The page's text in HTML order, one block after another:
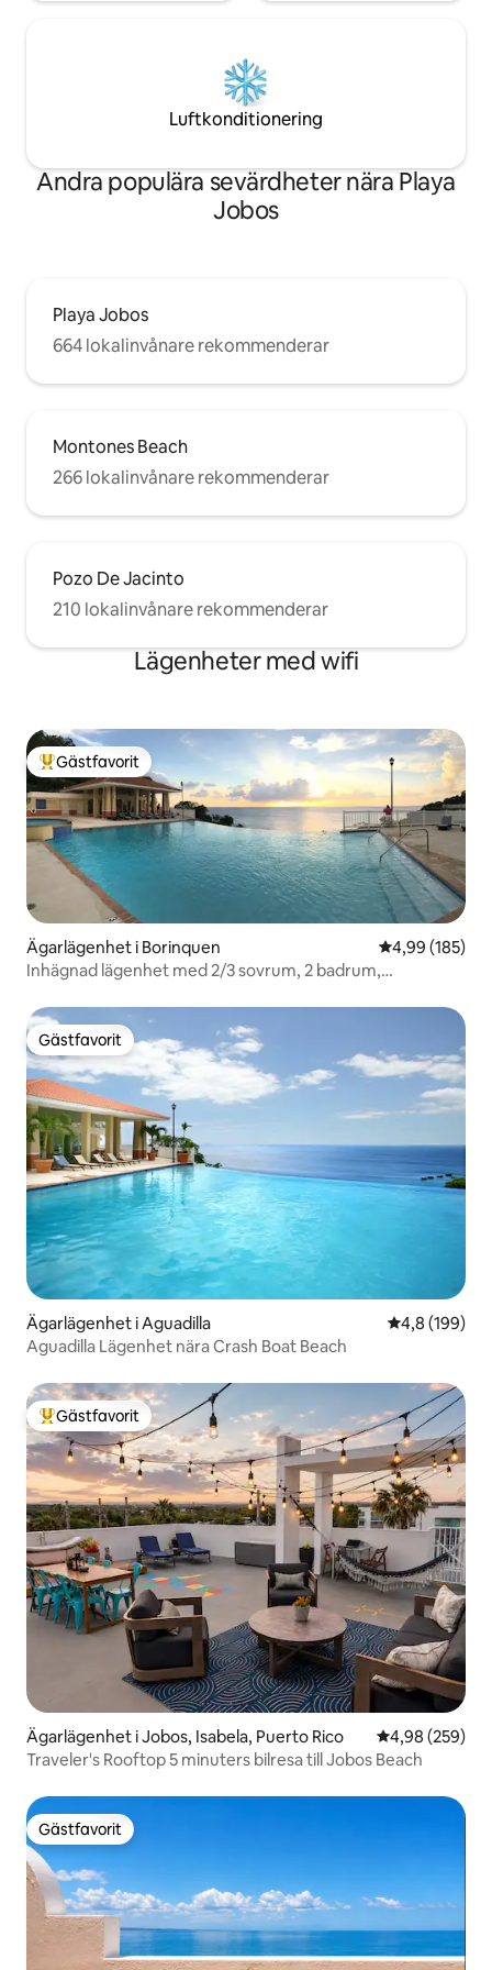
Luftkonditionering
Andra populära sevärdheter nära Playa
Jobos
Playa Jobos
664 lokalinvånare rekommenderar
Montones Beach
266 lokalinvånare rekommenderar
Pozo De Jacinto
210 lokalinvånare rekommenderar
Lägenheter med wifi
Populär gästfavorit
Gästfavorit
Ägarlägenhet i Borinquen 4,99 av 5 i
4,99 (185)
Inhägnad lägenhet med 2/3 sovrum, 2 badrum,
Gästfavorit
Gästfavorit
Ägarlägenhet i Aguadilla 4,8 av 5 i
4,8 (199)
Aguadilla Lägenhet nära Crash Boat Beach
Populär gästfavorit
Gästfavorit
Ägarlägenhet i Jobos, Isabela, Puerto Rico 4,98 av 5 i
4,98 (259)
Traveler's Rooftop 5 minuters bilresa till Jobos Beach
Gästfavorit
Gästfavorit